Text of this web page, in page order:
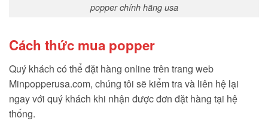
popper chính hãng usa
Cách thức mua popper
Quý khách có thể đặt hàng online trên trang web
Minpopperusa.com, chúng tôi sẽ kiểm tra và liên hệ lại
ngay với quý khách khi nhận được đơn đặt hàng tại hệ
thống.